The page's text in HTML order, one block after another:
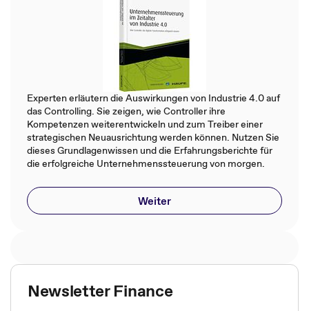
Experten erläutern die Auswirkungen von Industrie 4.0 auf
das Controlling. Sie zeigen, wie Controller ihre
Kompetenzen weiterentwickeln und zum Treiber einer
strategischen Neuausrichtung werden können. Nutzen Sie
dieses Grundlagenwissen und die Erfahrungsberichte für
die erfolgreiche Unternehmenssteuerung von morgen.
Weiter
Newsletter Finance